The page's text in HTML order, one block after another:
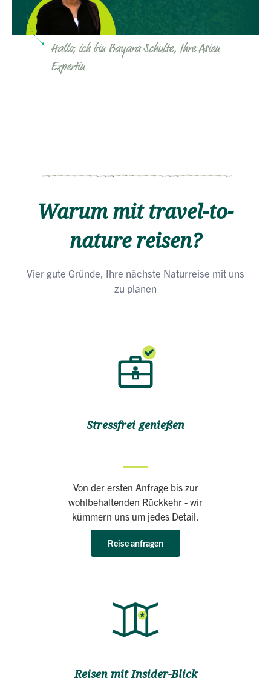
Hallo, ich bin Bayara Schulte, Ihre Asien
Expertin
Warum mit travel-to-
nature reisen?
Vier gute Gründe, Ihre nächste Naturreise mit uns
zu planen
Stressfrei genießen
Von der ersten Anfrage bis zur
wohlbehaltenden Rückkehr - wir
kümmern uns um jedes Detail.
Reise anfragen
Reisen mit Insider-Blick